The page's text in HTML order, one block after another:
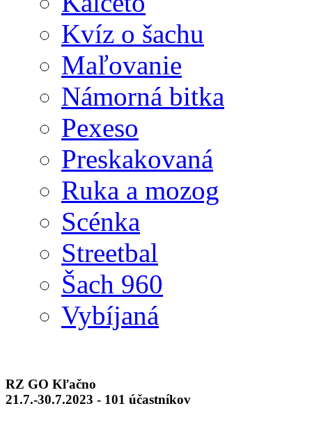
Kvíz o šachu
Maľovanie
Námorná bitka
Pexeso
Preskakovaná
Ruka a mozog
Scénka
Streetbal
Šach 960
Vybíjaná
RZ GO Kľačno
21.7.-30.7.2023 - 101 účastníkov